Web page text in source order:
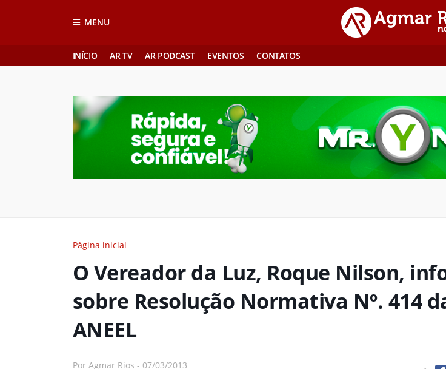
MENU
INÍCIO AR TV AR PODCAST EVENTOS CONTATOS
Página inicial
O Vereador da Luz, Roque Nilson,
sobre Resolução Normativa Nº. 414
ANEEL
Por Agmar Rios - 07/03/2013